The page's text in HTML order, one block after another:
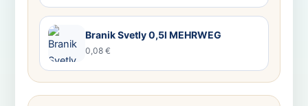
Branik Svetly 0,5l MEHRWEG
0,08 €